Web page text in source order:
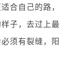
合自己的路，
子，去过上最
须有裂缝，阳